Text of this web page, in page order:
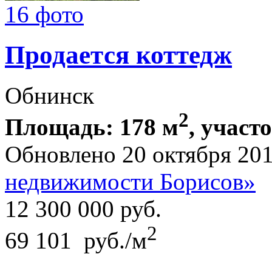
16 фото
Продается коттедж
Обнинск
Площадь: 178 м2,
Обновлено 20 октября
недвижимости Борисов»
12 300 000 руб.
69 101 руб./м2